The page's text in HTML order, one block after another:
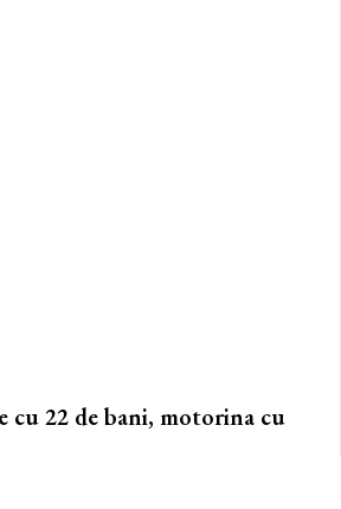
cu 22 de bani, motorina cu